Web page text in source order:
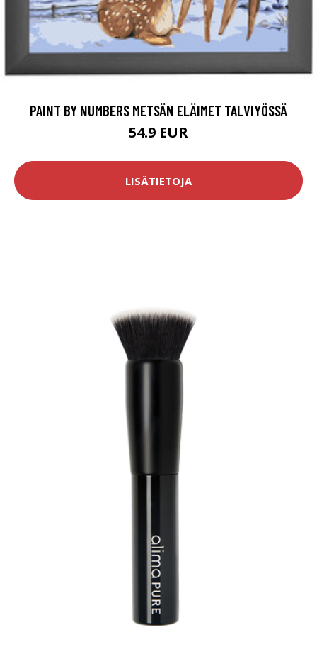
PAINT BY NUMBERS METSÄN ELÄIMET TALVIYÖSSÄ
54.9 EUR
LISÄTIETOJA